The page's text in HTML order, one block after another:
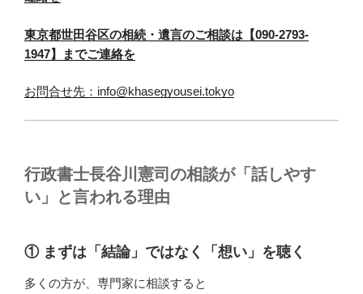
東京都世田谷区の相続・遺言のご相談は【090-2793-
1947】までご連絡を
お問合せ先：info@khasegyousei.tokyo
行政書士長谷川憲司の相談が「話しやす
い」と言われる理由
① まずは「結論」ではなく「想い」を聴く
多くの方が、専門家に相談すると